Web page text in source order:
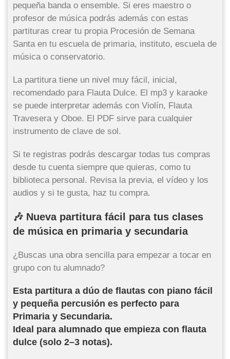
pequeña banda o ensemble. Si eres maestro o
profesor de música podrás además con estas
partituras crear tu propia Procesión de Semana
Santa en tu escuela de primaria, instituto, escuela de
música o conservatorio.
La partitura tiene un nivel muy fácil, inicial,
recomendado para Flauta Dulce. El mp3 y karaoke
se puede interpretar además con Violín, Flauta
Travesera y Oboe. El PDF sirve para cualquier
instrumento de clave de sol.
Si te registras podrás descargar todas tus compras
desde tu cuenta siempre que quieras, como tu
biblioteca personal. Revisa la previa, el vídeo y los
audios y si te gusta, haz tu compra.
🎶 Nueva partitura fácil para tus clases
de música en primaria y secundaria
¿Buscas una obra sencilla para empezar a tocar en
grupo con tu alumnado?
Esta partitura a dúo de flautas con piano fácil
y pequeña percusión es perfecto para
Primaria y Secundaria.
Ideal para alumnado que empieza con flauta
dulce (solo 2–3 notas).